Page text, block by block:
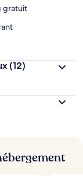
gratuit
(12)